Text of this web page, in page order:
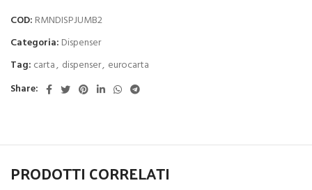
COD: RMNDISPJUMB2
Categoria: Dispenser
Tag: carta, dispenser, eurocarta
Share:
PRODOTTI CORRELATI